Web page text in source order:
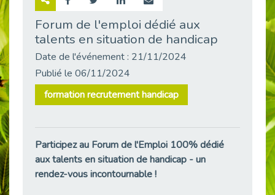
Emploi & Handicap : Hachette Livre et Cap emploi 92 renforcent leur collaboration
Publié le 30/05/2026
Publié le 21/05/2026
Forum de l'emploi dédié aux
talents en situation de handicap
Date de l'événement : 21/11/2024
Publié le 06/11/2024
formation recrutement handicap
Participez au Forum de l'Emploi 100% dédié
aux talents en situation de handicap - un
rendez-vous incontournable !